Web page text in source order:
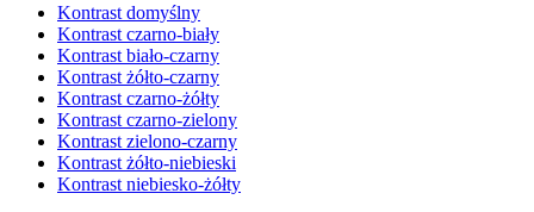
Kontrast domyślny
Kontrast czarno-biały
Kontrast biało-czarny
Kontrast żółto-czarny
Kontrast czarno-żółty
Kontrast czarno-zielony
Kontrast zielono-czarny
Kontrast żółto-niebieski
Kontrast niebiesko-żółty